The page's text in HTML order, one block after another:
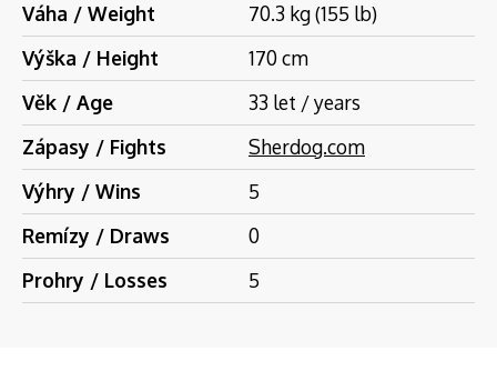
Váha / Weight
70.3 kg (155 lb)
Výška / Height
170 cm
Věk / Age
33 let / years
Zápasy / Fights
Sherdog.com
Výhry / Wins
5
Remízy / Draws
0
Prohry / Losses
5